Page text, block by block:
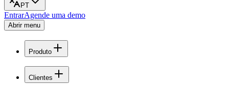
PT
EntrarAgende uma demo
Abrir menu
Produto
Clientes